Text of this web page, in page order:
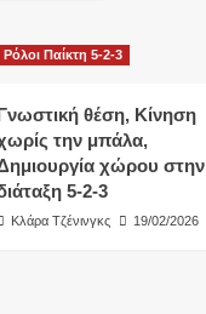
Ρόλοι Παίκτη 5-2-3
θέση, Κίνηση
την μπάλα,
χώρου στην
5-2-3
Κλάρα Τζένινγκς 19/02/2026